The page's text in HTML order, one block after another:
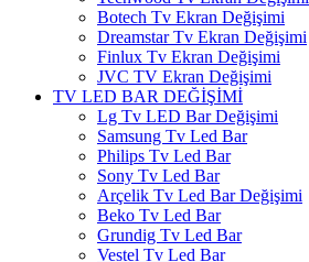
Botech Tv Ekran Değişimi
Dreamstar Tv Ekran Değişimi
Finlux Tv Ekran Değişimi
JVC TV Ekran Değişimi
TV LED BAR DEĞİŞİMİ
Lg Tv LED Bar Değişimi
Samsung Tv Led Bar
Philips Tv Led Bar
Sony Tv Led Bar
Arçelik Tv Led Bar Değişimi
Beko Tv Led Bar
Grundig Tv Led Bar
Vestel Tv Led Bar